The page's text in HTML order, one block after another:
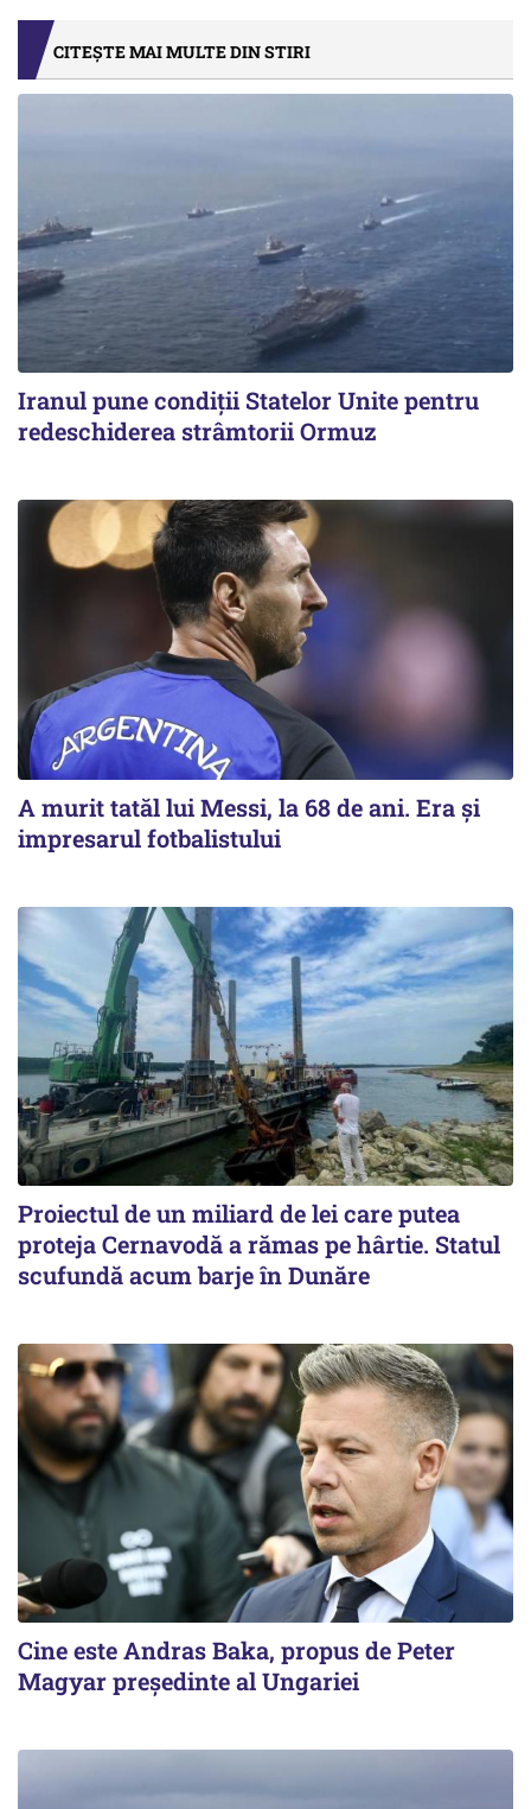
CITEȘTE MAI MULTE DIN STIRI
Iranul pune condiții Statelor Unite pentru
redeschiderea strâmtorii Ormuz
A murit tatăl lui Messi, la 68 de ani. Era și
impresarul fotbalistului
Proiectul de un miliard de lei care putea
proteja Cernavodă a rămas pe hârtie. Statul
scufundă acum barje în Dunăre
Cine este Andras Baka, propus de Peter
Magyar președinte al Ungariei